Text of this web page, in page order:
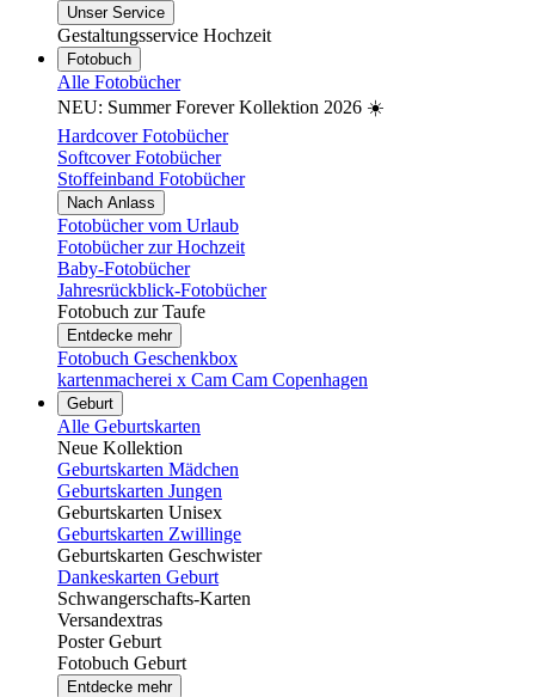
Unser Service
Gestaltungsservice Hochzeit
Fotobuch
Alle Fotobücher
NEU: Summer Forever Kollektion 2026 ☀️
Hardcover Fotobücher
Softcover Fotobücher
Stoffeinband Fotobücher
Nach Anlass
Fotobücher vom Urlaub
Fotobücher zur Hochzeit
Baby-Fotobücher
Jahresrückblick-Fotobücher
Fotobuch zur Taufe
Entdecke mehr
Fotobuch Geschenkbox
kartenmacherei x Cam Cam Copenhagen
Geburt
Alle Geburtskarten
Neue Kollektion
Geburtskarten Mädchen
Geburtskarten Jungen
Geburtskarten Unisex
Geburtskarten Zwillinge
Geburtskarten Geschwister
Dankeskarten Geburt
Schwangerschafts-Karten
Versandextras
Poster Geburt
Fotobuch Geburt
Entdecke mehr